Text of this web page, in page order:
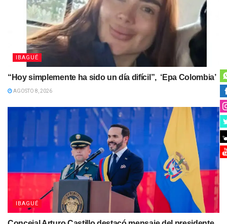
IBAGUÉ
“Hoy simplemente ha sido un día difícil”, ‘Epa Colombia’
AGOSTO 8, 2026
IBAGUÉ